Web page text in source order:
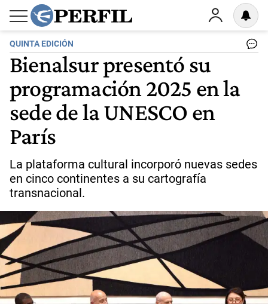
QUINTA EDICIÓN
Bienalsur presentó su
programación 2025 en la
sede de la UNESCO en
París
La plataforma cultural incorporó nuevas sedes
en cinco continentes a su cartografía
transnacional.